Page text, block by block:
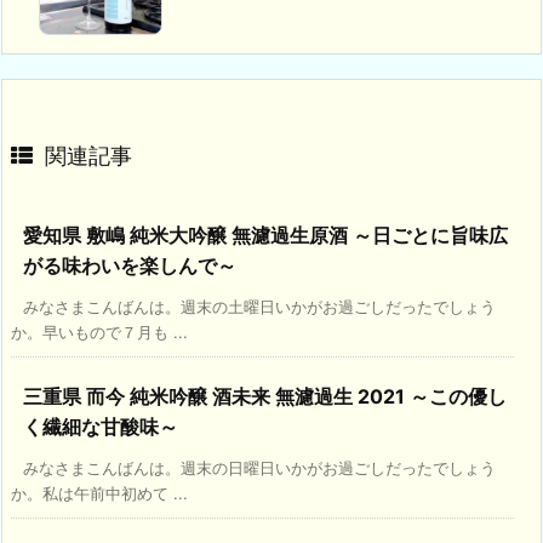
関連記事
愛知県 敷嶋 純米大吟醸 無濾過生原酒 ～日ごとに旨味広
がる味わいを楽しんで～
みなさまこんばんは。週末の土曜日いかがお過ごしだったでしょう
か。早いもので７月も ...
三重県 而今 純米吟醸 酒未来 無濾過生 2021 ～この優し
く繊細な甘酸味～
みなさまこんばんは。週末の日曜日いかがお過ごしだったでしょう
か。私は午前中初めて ...